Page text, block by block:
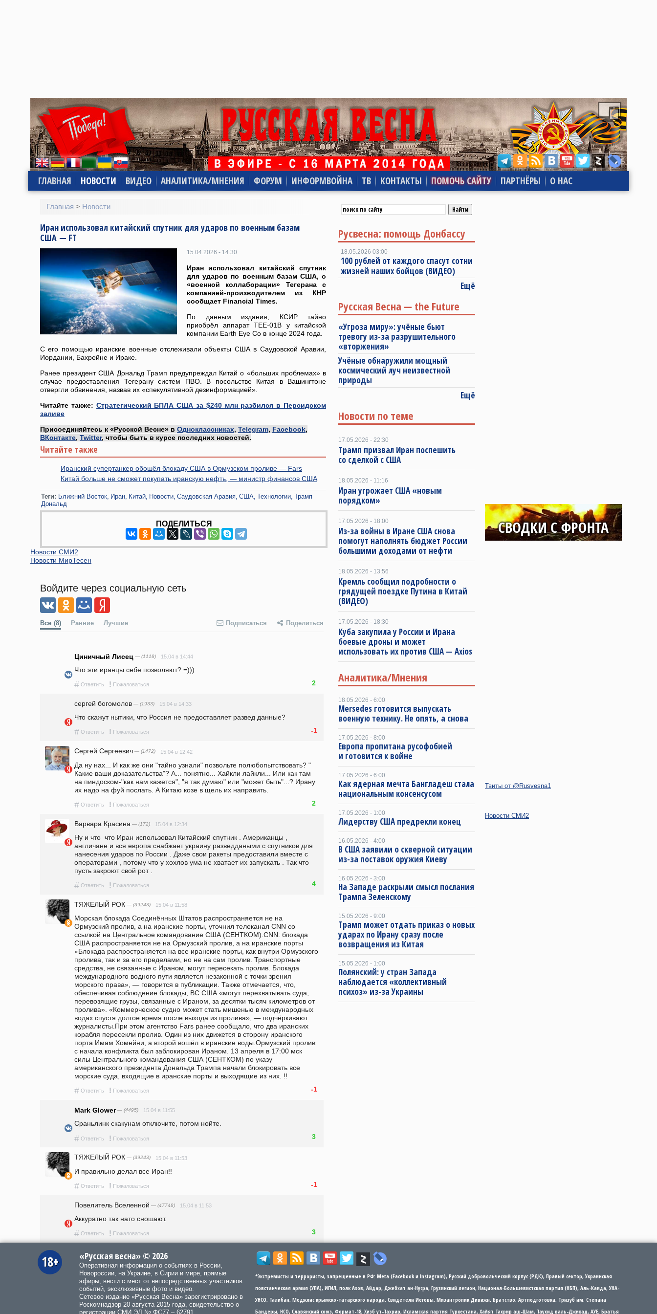
ГЛАВНАЯ НОВОСТИ ВИДЕО АНАЛИТИКА/МНЕНИЯ ФОРУМ ИНФОРМВОЙНА ТВ КОНТАКТЫ ПОМОЧЬ САЙТУ ПАРТНЁРЫ О НАС
Главная > Новости
Иран использовал китайский спутник для ударов по военным базам
США — FT
15.04.2026 - 14:30
Иран использовал китайский спутник
для ударов по военным базам США, о
«военной коллаборации» Тегерана с
компанией-производителем из КНР
сообщает Financial Times.
По данным издания, КСИР тайно
приобрёл аппарат TEE-01B у китайской
компании Earth Eye Co в конце 2024 года.
С его помощью иранские военные отслеживали объекты США в Саудовской Аравии,
Иордании, Бахрейне и Ираке.
Ранее президент США Дональд Трамп предупреждал Китай о «больших проблемах» в
случае предоставления Тегерану систем ПВО. В посольстве Китая в Вашингтоне
отвергли обвинения, назвав их «спекулятивной дезинформацией».
Читайте также: Стратегический БПЛА США за $240 млн разбился в Персидском
заливе
Присоединяйтесь к «Русской Весне» в Одноклассниках, Telegram, Facebook,
ВКонтакте, Twitter, чтобы быть в курсе последних новостей.
Читайте также
Иранский супертанкер обошёл блокаду США в Ормузском проливе — Fars
Китай больше не сможет покупать иранскую нефть, — министр финансов США
Теги: Ближний Восток Иран Китай Новости Саудовская Аравия США Технологии Трамп
Дональд
ПОДЕЛИТЬСЯ
Новости СМИ2
Новости МирТесен
Войдите через социальную сеть
Все (8) Ранние Лучшие Подписаться Поделиться
Циничный Лисец — (1118) 15.04 в 14:44
Что эти иранцы себе позволяют? =)))
# Ответить ! Пожаловаться 2
сергей богомолов — (1933) 15.04 в 14:33
Что скажут нытики, что Россия не предоставляет развед данные?
# Ответить ! Пожаловаться -1
Сергей Сергеевич — (1472) 15.04 в 12:42
Да ну нах... И как же они "тайно узнали" позвольте полюбопытствовать? "
Какие ваши доказательства"? А... понятно... Хайкли лайкли... Или как там
на пиндоском-"как нам кажется", "я так думаю" или "может быть"...? Ирану
их надо на фуй послать. А Китаю козе в щель их направить.
# Ответить ! Пожаловаться 2
Варвара Красина — (172) 15.04 в 12:34
Ну и что  что Иран использовал Китайский спутник . Американцы ,
англичане и вся европа снабжает украину разведдаными с спутников для
нанесения ударов по России . Даже свои ракеты предоставили вместе с
операторами , потому что у хохлов ума не хватает их запускать . Так что
пусть закроют свой рот .
# Ответить ! Пожаловаться 4
ТЯЖЕЛЫЙ РОК — (39243) 15.04 в 11:58
Морская блокада Соединённых Штатов распространяется не на
Ормузский пролив, а на иранские порты, уточнил телеканал CNN со
ссылкой на Центральное командование США (СЕНТКОМ).CNN: блокада
США распространяется не на Ормузский пролив, а на иранские порты
«Блокада распространяется на все иранские порты, как внутри Ормузского
пролива, так и за его пределами, но не на сам пролив. Транспортные
средства, не связанные с Ираном, могут пересекать пролив. Блокада
международного водного пути является незаконной с точки зрения
морского права», — говорится в публикации. Также отмечается, что,
обеспечивая соблюдение блокады, ВС США «могут перехватывать суда,
перевозящие грузы, связанные с Ираном, за десятки тысяч километров от
пролива». «Коммерческое судно может стать мишенью в международных
водах спустя долгое время после выхода из пролива», — подчёркивают
журналисты.При этом агентство Fars ранее сообщало, что два иранских
корабля пересекли пролив. Один из них движется в сторону иранского
порта Имам Хомейни, а второй вошёл в иранские воды.Ормузский пролив
с начала конфликта был заблокирован Ираном. 13 апреля в 17:00 мск
силы Центрального командования США (СЕНТКОМ) по указу
американского президента Дональда Трампа начали блокировать все
морские суда, входящие в иранские порты и выходящие из них. !!
# Ответить ! Пожаловаться -1
Mark Glower— (4495) 15.04 в 11:55
Сраньлинк скакунам отключите, потом нойте.
# Ответить ! Пожаловаться 3
ТЯЖЕЛЫЙ РОК — (39243) 15.04 в 11:53
И правильно делал все Иран!!
# Ответить ! Пожаловаться -1
Повелитель Вселенной — (47748) 15.04 в 11:53
Аккуратно так нато сношают.
# Ответить ! Пожаловаться 3
Русвесна: помощь Донбассу
18.05.2026 03:00
100 рублей от каждого спасут сотни
жизней наших бойцов (ВИДЕО)
Ещё
Русская Весна — the Future
«Угроза миру»: учёные бьют
тревогу из-за разрушительного
«вторжения»
Учёные обнаружили мощный
космический луч неизвестной
природы
Ещё
Новости по теме
17.05.2026 - 22:30
Трамп призвал Иран поспешить
со сделкой с США
18.05.2026 - 11:16
Иран угрожает США «новым
порядком»
17.05.2026 - 18:00
Из-за войны в Иране США снова
помогут наполнять бюджет России
большими доходами от нефти
18.05.2026 - 13:56
Кремль сообщил подробности о
грядущей поездке Путина в Китай
(ВИДЕО)
17.05.2026 - 18:30
Куба закупила у России и Ирана
боевые дроны и может
использовать их против США — Axios
Аналитика/Мнения
18.05.2026 - 6:00
Mersedes готовится выпускать
военную технику. Не опять, а снова
17.05.2026 - 8:00
Европа пропитана русофобией
и готовится к войне
17.05.2026 - 6:00
Как ядерная мечта Бангладеш стала
национальным консенсусом
17.05.2026 - 1:00
Лидерству США предрекли конец
16.05.2026 - 4:00
В США заявили о скверной ситуации
из-за поставок оружия Киеву
16.05.2026 - 3:00
На Западе раскрыли смысл послания
Трампа Зеленскому
15.05.2026 - 9:00
Трамп может отдать приказ о новых
ударах по Ирану сразу после
возвращения из Китая
15.05.2026 - 1:00
Полянский: у стран Запада
наблюдается «коллективный
психоз» из-за Украины
Твиты от @Rusvesna1
Новости СМИ2
18+ «Русская весна» © 2026
Оперативная информация о событиях в России,
Новороссии, на Украине, в Сирии и мире, прямые
эфиры, вести с мест от непосредственных участников
событий, эксклюзивные фото и видео.
Сетевое издание «Русская Весна» зарегистрировано в
Роскомнадзор 20 августа 2015 года, свидетельство о
регистрации СМИ ЭЛ № ФС77 – 62791.
*Экстремисты и террористы, запрещенные в РФ: Meta (Facebook и Instagram), Русский добровольческий корпус (РДК), Правый сектор, Украинская
повстанческая армия (УПА), ИГИЛ, полк Азов, Айдар, Джебхат ан-Нусра, Грузинский легион, Национал-Большевистская партия (НБП), Аль-Каида, УНА-
УНСО, Талибан, Меджлис крымско-татарского народа, Свидетели Иеговы, Мизантропик Дивижн, Братство, Артподготовка, Тризуб им. Степана
Бандеры​​, НСО, Славянский союз, Формат-18, Хизб ут-Тахрир, Исламская партия Туркестана, Хайят Тахрир аш-Шам, Таухид валь-Джихад, АУЕ, Братья